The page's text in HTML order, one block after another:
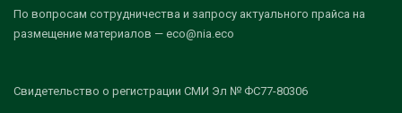
По вопросам сотрудничества и запросу актуального прайса на
размещение материалов — eco@nia.eco
Свидетельство о регистрации СМИ Эл № ФС77-80306